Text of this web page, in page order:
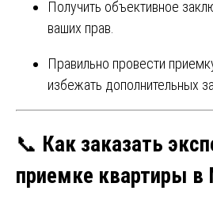
Получить объективное
ваших прав.
Правильно провести
избежать дополнительных
📞 Как заказать
приемке квартиры в